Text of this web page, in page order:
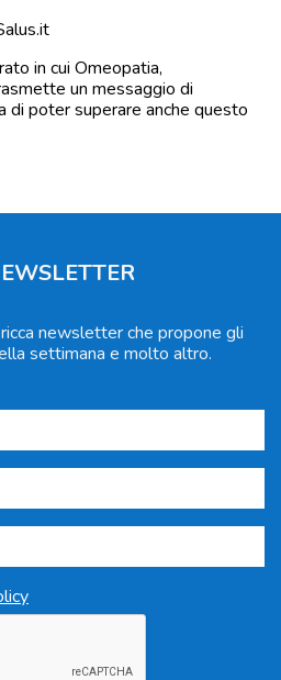
in cui Omeopatia,
un messaggio di
di poter superare anche questo
newsletter che propone gli
settimana e molto altro.